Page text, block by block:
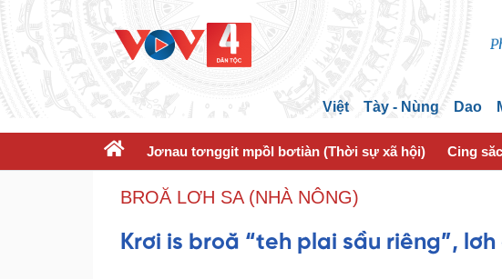
Việt Tày - Nùng Dao
Jơnau tơnggit mpồl bơtiàn (Thời sự xã hội) Cing
BROĂ LƠH SA (NHÀ NÔNG)
Krơi is broă “teh plai sầu riêng”,